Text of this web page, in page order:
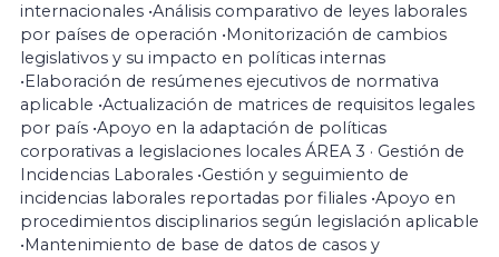
internacionales •Análisis comparativo de leyes laborales
por países de operación •Monitorización de cambios
legislativos y su impacto en políticas internas
•Elaboración de resúmenes ejecutivos de normativa
aplicable •Actualización de matrices de requisitos legales
por país •Apoyo en la adaptación de políticas
corporativas a legislaciones locales ÁREA 3 · Gestión de
Incidencias Laborales •Gestión y seguimiento de
incidencias laborales reportadas por filiales •Apoyo en
procedimientos disciplinarios según legislación aplicable
•Mantenimiento de base de datos de casos y